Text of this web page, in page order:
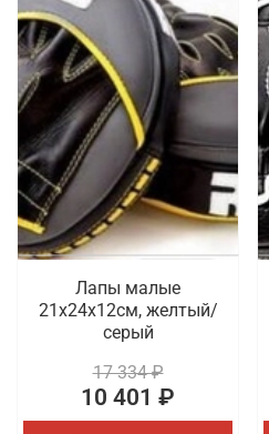
Лапы малые
21х24х12см, желтый/
серый
17 334 ₽
10 401 ₽